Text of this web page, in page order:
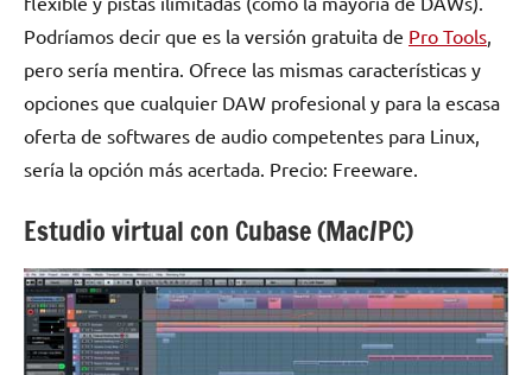
Podríamos decir que es la versión gratuita de Pro Tools
pero sería mentira. Ofrece las mismas características y
opciones que cualquier DAW profesional y para la escasa
oferta de softwares de audio competentes para Linux,
sería la opción más acertada. Precio: Freeware.
Estudio virtual con Cubase (Mac/PC)